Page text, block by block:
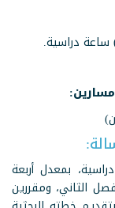
بمعدل أربعة
الثاني، ومقررين